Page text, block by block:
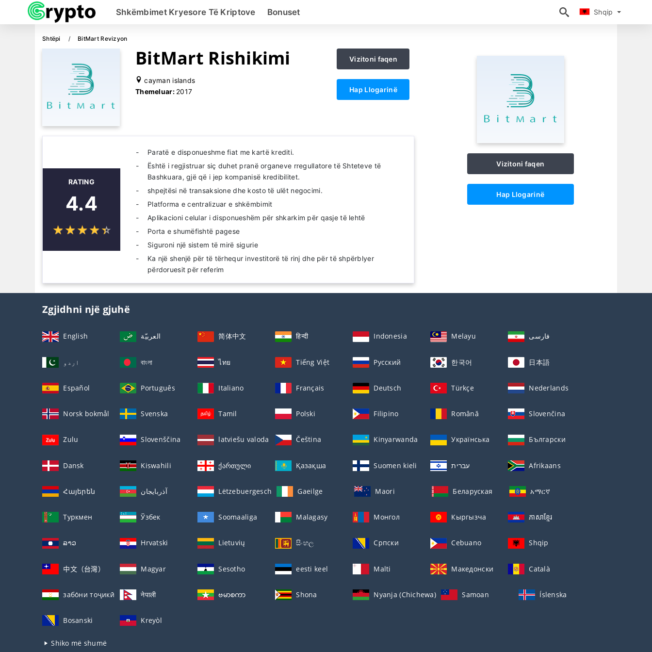
Shqip
Shkëmbimet Kryesore Të Kriptove Bonuset Shqip
Shtëpi BitMart Revizyon
BitMart Rishikimi
cayman islands
Themeluar: 2017
Vizitoni faqen
Hap Llogarinë
RATING
4.4
☆☆☆☆☆
★★★★★
Paratë e disponueshme fiat me kartë krediti.
Është i regjistruar siç duhet pranë organeve rregullatore të Shteteve të
Bashkuara, gjë që i jep kompanisë kredibilitet.
shpejtësi në transaksione dhe kosto të ulët negocimi.
Platforma e centralizuar e shkëmbimit
Aplikacioni celular i disponueshëm për shkarkim për qasje të lehtë
Porta e shumëfishtë pagese
Siguroni një sistem të mirë sigurie
Ka një shenjë për të tërhequr investitorë të rinj dhe për të shpërblyer
përdoruesit për referim
Vizitoni faqen
Hap Llogarinë
Zgjidhni një gjuhë
English العربيّة 简体中文 हिन्दी Indonesia Melayu فارسی
اردو বাংলা ไทย Tiếng Việt Русский 한국어 日本語
Español Português Italiano Français Deutsch Türkçe Nederlands
Norsk bokmål Svenska Tamil Polski Filipino Română Slovenčina
Zulu Slovenščina latviešu valoda Čeština Kinyarwanda Українська Български
Dansk Kiswahili ქართული Қазақша Suomen kieli עברית Afrikaans
Հայերեն آذربايجان Lëtzebuergesch Gaeilge Maori Беларуская አማርኛ
Туркмен Ўзбек Soomaaliga Malagasy Монгол Кыргызча ភាសាខ្មែរ
ລາວ Hrvatski Lietuvių සිංහල Српски Cebuano Shqip
中文（台灣） Magyar Sesotho eesti keel Malti Македонски Català
забо́ни тоҷикӣ́ नेपाली ဗမာစကာ Shona Nyanja (Chichewa) Samoan Íslenska
Bosanski Kreyòl
Shiko më shumë